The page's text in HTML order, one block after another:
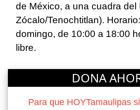
de México, a una cuadra del
Zócalo/Tenochtitlan).
domingo, de 10:00 a 18:00
libre.
DONA
Para que HOYTamaulipas